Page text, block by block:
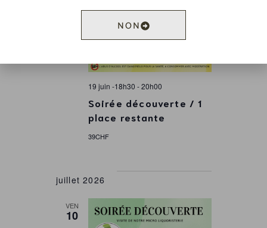
Soirée découverte / 1
place restante
19 juin -18h30 -20h00
39CHF
juillet 2026
VEN
10
NON